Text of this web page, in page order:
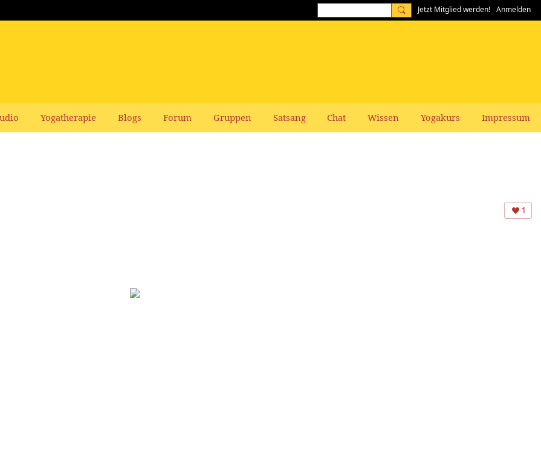
Jetzt Mitglied werden! Anmelden
Yogatherapie Blogs Forum Gruppen Satsang Chat Wissen Yogakurs Impressum
1